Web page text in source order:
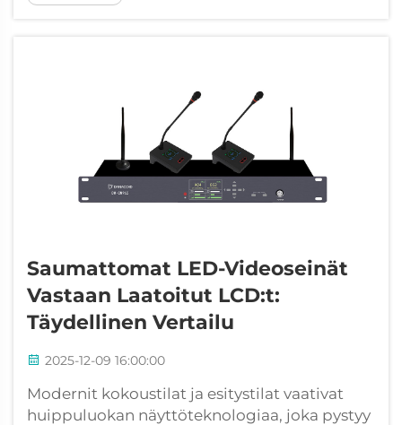
Nämä edistyneet näyttöratkaisut yhdistävät
Saumattomat LED-Videoseinät
Vastaan Laatoitut LCD:t:
Täydellinen Vertailu
2025-12-09 16:00:00
Modernit kokoustilat ja esitystilat vaativat
huippuluokan näyttöteknologiaa, joka pystyy